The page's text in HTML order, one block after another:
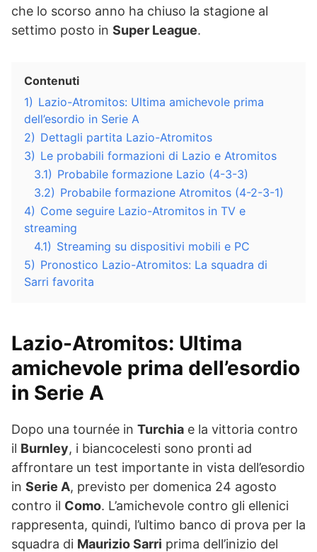
che lo scorso anno ha chiuso la stagione al
settimo posto in Super League.
Contenuti
1) Lazio-Atromitos: Ultima amichevole prima
dell’esordio in Serie A
2) Dettagli partita Lazio-Atromitos
3) Le probabili formazioni di Lazio e Atromitos
3.1) Probabile formazione Lazio (4-3-3)
3.2) Probabile formazione Atromitos (4-2-3-1)
4) Come seguire Lazio-Atromitos in TV e
streaming
4.1) Streaming su dispositivi mobili e PC
5) Pronostico Lazio-Atromitos: La squadra di
Sarri favorita
Lazio-Atromitos: Ultima
amichevole prima dell’esordio
in Serie A
Dopo una tournée in Turchia e la vittoria contro
il Burnley, i biancocelesti sono pronti ad
affrontare un test importante in vista dell’esordio
in Serie A, previsto per domenica 24 agosto
contro il Como. L’amichevole contro gli ellenici
rappresenta, quindi, l’ultimo banco di prova per la
squadra di Maurizio Sarri prima dell’inizio del